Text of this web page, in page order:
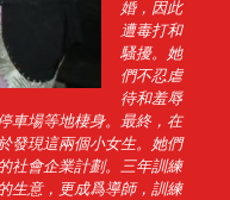
婚，因此
遭毒打和
騷擾。她
們不忍虐
待和羞辱
車場等地棲身。最終，在
發現這兩個小女生。她們
社會企業計劃。三年訓練
生意，更成爲導師，訓練